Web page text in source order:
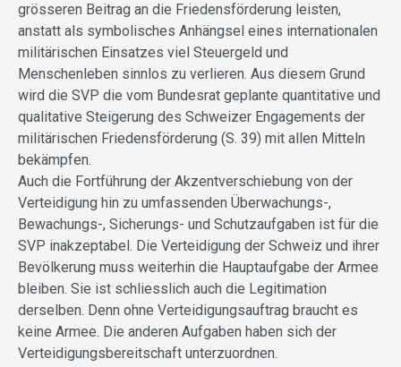
grösseren Beitrag an die Friedensförderung leisten,
anstatt als symbolisches Anhängsel eines internationalen
militärischen Einsatzes viel Steuergeld und
Menschenleben sinnlos zu verlieren. Aus diesem Grund
wird die SVP die vom Bundesrat geplante quantitative und
qualitative Steigerung des Schweizer Engagements der
militärischen Friedensförderung (S. 39) mit allen Mitteln
bekämpfen.
Auch die Fortführung der Akzentverschiebung von der
Verteidigung hin zu umfassenden Überwachungs-,
Bewachungs-, Sicherungs- und Schutzaufgaben ist für die
SVP inakzeptabel. Die Verteidigung der Schweiz und ihrer
Bevölkerung muss weiterhin die Hauptaufgabe der Armee
bleiben. Sie ist schliesslich auch die Legitimation
derselben. Denn ohne Verteidigungsauftrag braucht es
keine Armee. Die anderen Aufgaben haben sich der
Verteidigungsbereitschaft unterzuordnen.